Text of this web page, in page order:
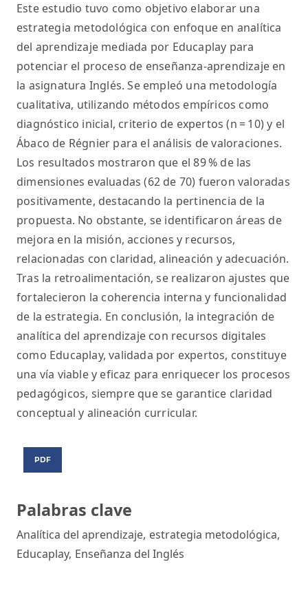
Palabras clave
Analítica del aprendizaje, estrategia metodológica,
Educaplay, Enseñanza del Inglés
Este estudio tuvo como objetivo elaborar una
estrategia metodológica con enfoque en analítica
del aprendizaje mediada por Educaplay para
potenciar el proceso de enseñanza-aprendizaje en
la asignatura Inglés. Se empleó una metodología
cualitativa, utilizando métodos empíricos como
diagnóstico inicial, criterio de expertos (n = 10) y el
Ábaco de Régnier para el análisis de valoraciones.
Los resultados mostraron que el 89 % de las
dimensiones evaluadas (62 de 70) fueron valoradas
positivamente, destacando la pertinencia de la
propuesta. No obstante, se identificaron áreas de
mejora en la misión, acciones y recursos,
relacionadas con claridad, alineación y adecuación.
Tras la retroalimentación, se realizaron ajustes que
fortalecieron la coherencia interna y funcionalidad
de la estrategia. En conclusión, la integración de
analítica del aprendizaje con recursos digitales
como Educaplay, validada por expertos, constituye
una vía viable y eficaz para enriquecer los procesos
pedagógicos, siempre que se garantice claridad
conceptual y alineación curricular.
PDF